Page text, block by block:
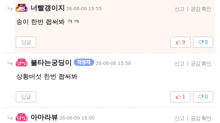
너빨갱이지 26-06-06 15:55 신고 | 공감 확인
송이 한번 좝써봐 ㅋㅋ
답글 0
9
불타는궁딩이 26-06-06 15:58 신고 | 공감 확인
상황버섯 한번 좝써봐
답글 0
1
아마라뷰 26-06-06 16:00 신고 | 공감 확인